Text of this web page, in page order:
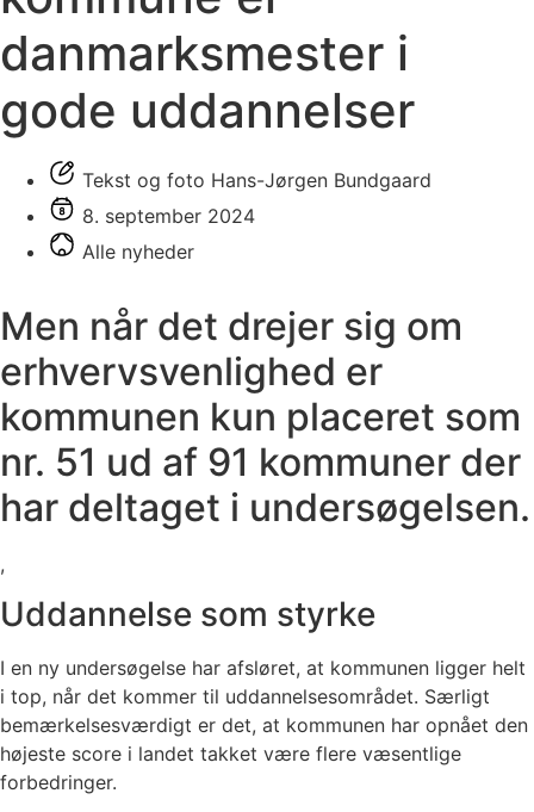
danmarksmester i
gode uddannelser
Tekst og foto Hans-Jørgen Bundgaard
8. september 2024
Alle nyheder
Men når det drejer sig om
erhvervsvenlighed er
kommunen kun placeret som
nr. 51 ud af 91 kommuner der
har deltaget i undersøgelsen.
,
Uddannelse som styrke
I en ny undersøgelse har afsløret, at kommunen ligger helt
i top, når det kommer til uddannelsesområdet. Særligt
bemærkelsesværdigt er det, at kommunen har opnået den
højeste score i landet takket være flere væsentlige
forbedringer.